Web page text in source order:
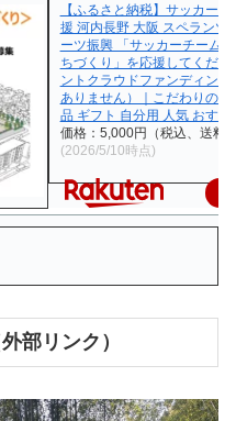
【ふるさと納税】サッカー
援 河内長野 大阪 スペランツ
ーツ振興 「サッカーチーム
ちづくり」を応援してくださ
ントクラウドファンディン
ありません）｜こだわりの逸
品 ギフト 自分用 人気 おすす
価格：5,000円（税込、送料
(2026/5/10時点)
部リンク）